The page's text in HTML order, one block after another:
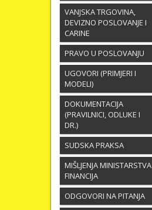
VANJSKA TRGOVINA,
DEVIZNO POSLOVANJE I
CARINE
PRAVO U POSLOVANJU
UGOVORI (PRIMJERI I
MODELI)
DOKUMENTACIJA
(PRAVILNICI, ODLUKE I
DR.)
SUDSKA PRAKSA
MIŠLJENJA MINISTARSTVA
FINANCIJA
ODGOVORI NA PITANJA